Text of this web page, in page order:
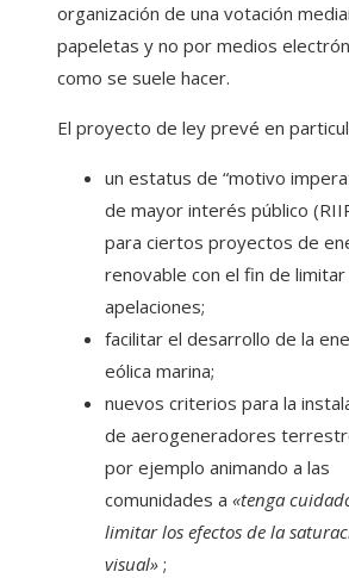
organización de una votación
papeletas y no por medios
como se suele hacer.
El proyecto de ley prevé en
un estatus de “motivo
de mayor interés público
para ciertos proyectos de
renovable con el fin de limitar
apelaciones;
facilitar el desarrollo de la
eólica marina;
nuevos criterios para la
de aerogeneradores
por ejemplo animando a las
comunidades a «tenga
limitar los efectos de la
visual» ;